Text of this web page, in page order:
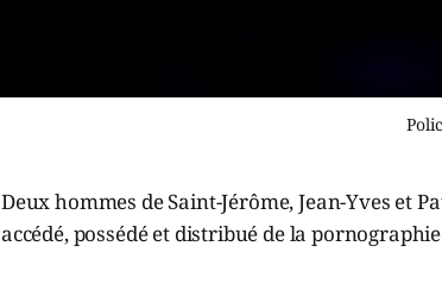
Deux hommes de Saint-Jérôme, Jean-Yves et
accédé, possédé et distribué de la